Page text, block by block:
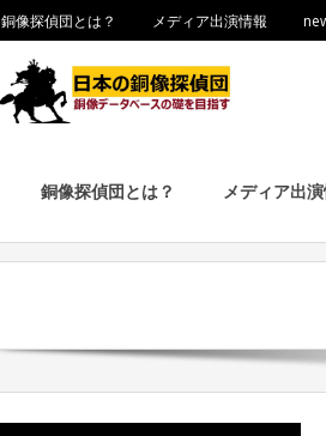
銅像探偵団とは？ メディア出演情報
銅像探偵団とは？ メディア出